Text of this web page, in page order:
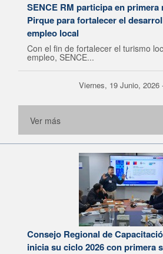
SENCE RM participa en
Pirque para fortalecer el
empleo local
Con el fin de fortalecer el turismo
empleo, SENCE...
Viernes, 19 Junio, 2026
Ver más
Consejo Regional de
inicia su ciclo 2026 con primera